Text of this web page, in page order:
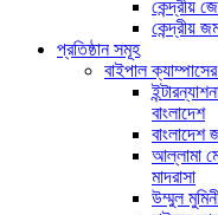
কেন্দ্রীয়
কেন্দ্রীয়
প্রতিষ্ঠান সমূহ
বাইপাল
বাংলাদেশ
বাংলাদেশ
আল্লামা
মাদরাসা
উম্মুল